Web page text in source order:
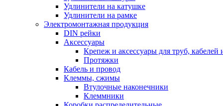
Удлинители на катушке
Удлинители на рамке
Электромонтажная продукция
DIN рейки
Аксессуары
Крепеж и аксессуары для труб, кабелей
Протяжки
Кабель и провод
Клеммы, сжимы
Втулочные наконечники
Клеммники